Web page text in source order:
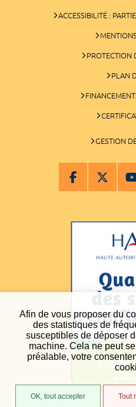
Afin de vous proposer du
des statistiques de
susceptibles de déposer
machine. Cela ne peut
préalable, votre
OK, tout accepter Tout
ACCESSIBILITÉ :
PROTECTION
PLAN
GESTION